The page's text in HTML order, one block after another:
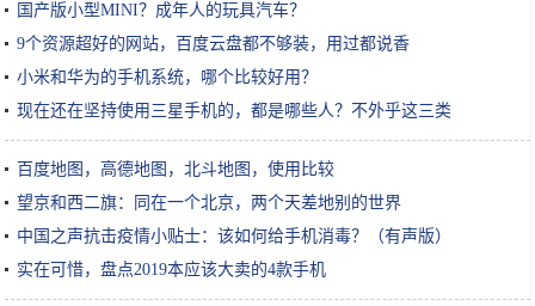
国产版小型MINI？成年人的玩具汽车？
9个资源超好的网站，百度云盘都不够装，用过都说香
小米和华为的手机系统，哪个比较好用？
现在还在坚持使用三星手机的，都是哪些人？不外乎这三类
百度地图，高德地图，北斗地图，使用比较
望京和西二旗：同在一个北京，两个天差地别的世界
中国之声抗击疫情小贴士：该如何给手机消毒？（有声版）
实在可惜，盘点2019本应该大卖的4款手机